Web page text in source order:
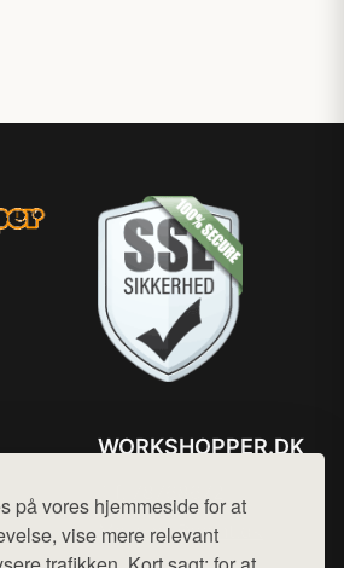
på vores hjemmeside for at
vise mere relevant
WORKSHOPPER.DK
Mail: hej@want.dk